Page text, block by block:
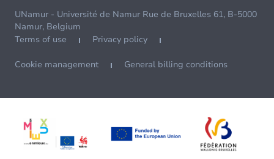
UNamur - Université de Namur Rue de Bruxelles 61, B-5000
Namur, Belgium
Terms of use
Privacy policy
Cookie management General billing conditions